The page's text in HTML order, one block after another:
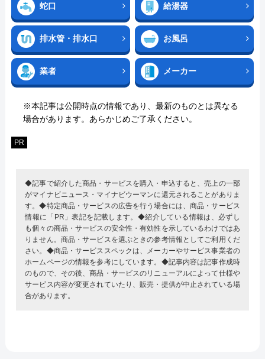
蛇口 給湯器
排水管・排水口 お風呂
業者 メーカー
※本記事は公開時点の情報であり、最新のものとは異なる
場合があります。あらかじめご了承ください。
PR
◆記事で紹介した商品・サービスを購入・申込すると、売上の一部
がマイナビニュース・マイナビウーマンに還元されることがありま
す。◆特定商品・サービスの広告を行う場合には、商品・サービス
情報に「PR」表記を記載します。◆紹介している情報は、必ずし
も個々の商品・サービスの安全性・有効性を示しているわけではあ
りません。商品・サービスを選ぶときの参考情報としてご利用くだ
さい。◆商品・サービススペックは、メーカーやサービス事業者の
ホームページの情報を参考にしています。◆記事内容は記事作成時
のもので、その後、商品・サービスのリニューアルによって仕様や
サービス内容が変更されていたり、販売・提供が中止されている場
合があります。